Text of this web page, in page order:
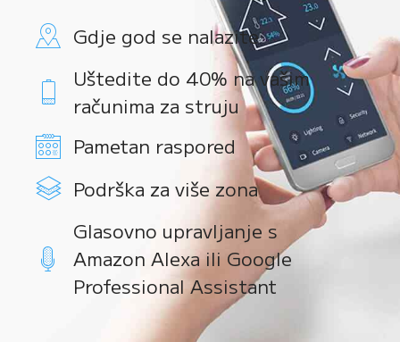
Gdje god se nalazite
Uštedite do 40% na vašim
računima za struju
Pametan raspored
Podrška za više zona
Glasovno upravljanje s
Amazon Alexa ili Google
Professional Assistant